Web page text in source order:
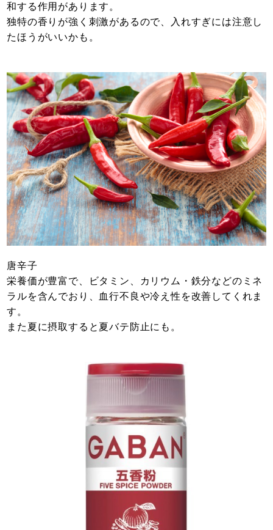
和する作用があります。
独特の香りが強く刺激があるので、入れすぎには注意し
たほうがいいかも。
唐辛子
栄養価が豊富で、ビタミン、カリウム・鉄分などのミネ
ラルを含んでおり、血行不良や冷え性を改善してくれま
す。
また夏に摂取すると夏バテ防止にも。